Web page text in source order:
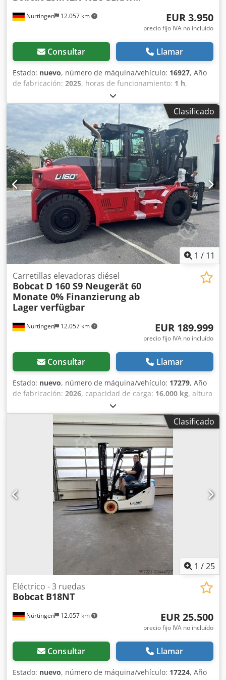
Nürtingen 12.057 km EUR 3.950
precio fijo IVA no incluído
Consultar Llamar
Estado: nuevo, número de máquina/vehículo: 16927, Año
de fabricación: 2025, horas de funcionamiento: 1 h,
1.200 kg, altura de elevación:
mm, centro de carga:600 mm, tipo de combustible:
eléctrico , tipo de mástil: Simplex
, altura de construcción:
, voltaje de la batería:24 V, longitud de la
horquilla:1.150 mm, peso total:576 kg, 5108763 Número
de serie: OBWNL-003130 Especificaciones de la batería: 24
V, 60 Ah. Codpfx Amjyv S Rmsreha
Clasificado
1 / 11
Nürtingen 12.057 km
Carretillas elevadoras diésel
Bobcat D 160 S9 Neugerät 60
Monate 0% Finanzierung ab
Lager verfügbar
EUR 189.999
precio fijo IVA no incluído
Consultar Llamar
Estado: nuevo, número de máquina/vehículo: 17279, Año
de fabricación: 2026, capacidad de carga: 16.000 kg, altura
, ascensor libre:
de carga:600 mm, tipo de combustible:diésel, tipo de
triple, altura de construcción:3.030 mm, longitud
de la horquilla:2.400 mm, tamaño del neumático
12.00-20 100%, tamaño del neumático trasero:
12.00-20 100%, peso total:19.300 kg, Equipamiento:
, 5218640 Chodozp T Auopfx Amrea Número de
serie: FDC0H-5107-00494
Clasificado
1 /25
Nürtingen 12.057 km
Eléctrico - 3 ruedas
Bobcat B18NT
EUR 25.500
precio fijo IVA no incluído
Consultar Llamar
Estado: nuevo, número de máquina/vehículo: 17224, Año